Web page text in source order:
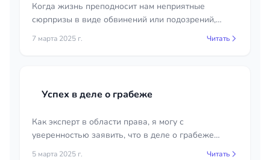
Когда жизнь преподносит нам неприятные
сюрпризы в виде обвинений или подозрений,
кажется, что мир вокруг рушится. Чувство
7 марта 2025 г. Читать
Успех в деле о грабеже
Как эксперт в области права, я могу с
уверенностью заявить, что в деле о грабеже
важно собрать и представить суду все возможные
5 марта 2025 г. Читать